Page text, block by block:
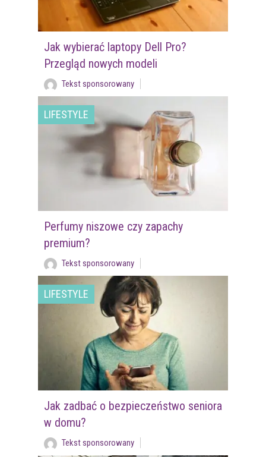
Jak wybierać laptopy Dell Pro?
Przegląd nowych modeli
Tekst sponsorowany
LIFESTYLE
Perfumy niszowe czy zapachy
premium?
Tekst sponsorowany
LIFESTYLE
Jak zadbać o bezpieczeństwo seniora
w domu?
Tekst sponsorowany